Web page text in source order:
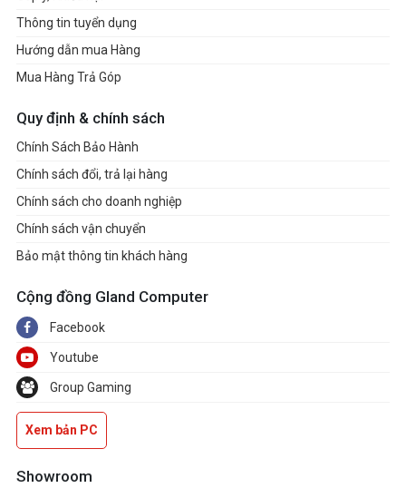
Thông tin tuyển dụng
Hướng dẫn mua Hàng
Mua Hàng Trả Góp
Quy định & chính sách
Chính Sách Bảo Hành
Chính sách đổi, trả lại hàng
Chính sách cho doanh nghiệp
Chính sách vận chuyển
Bảo mật thông tin khách hàng
Cộng đồng Gland Computer
Facebook
Youtube
Group Gaming
Xem bản PC
Showroom